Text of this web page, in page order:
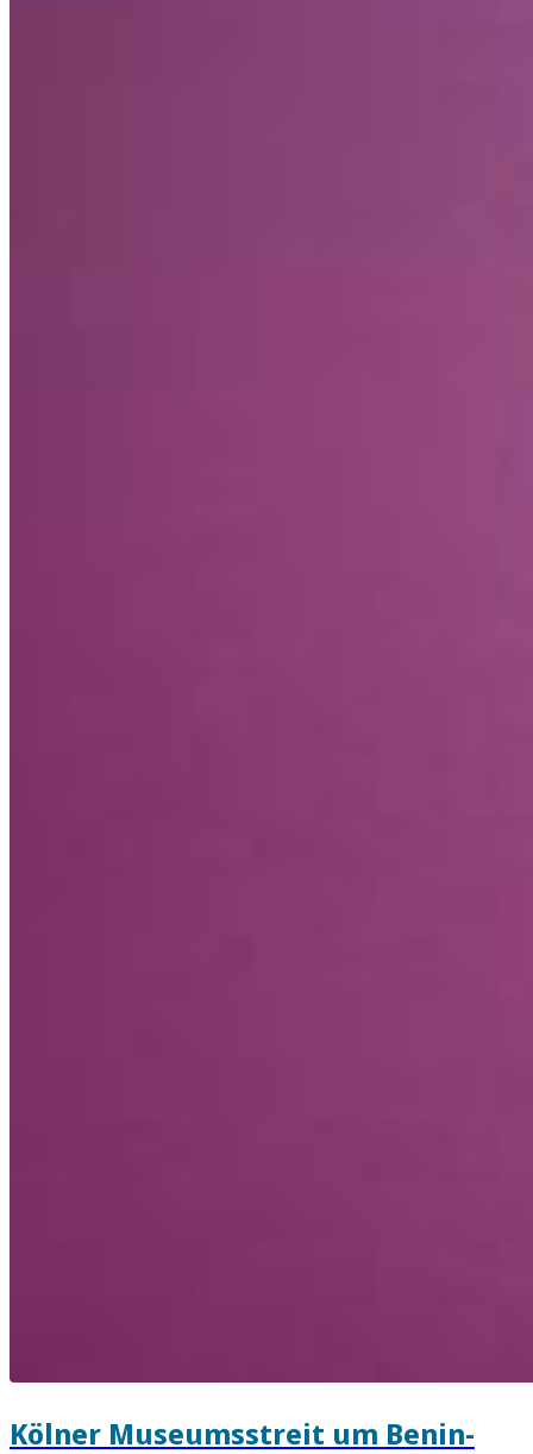
Kölner Museumsstreit um Benin-